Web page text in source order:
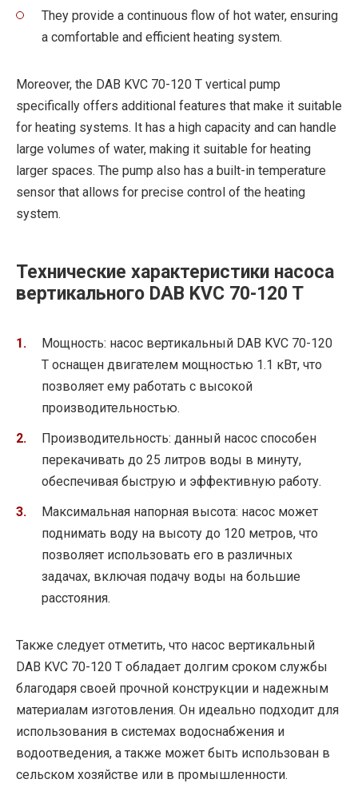
They provide a continuous flow of hot water, ensuring
a comfortable and efficient heating system.
Moreover, the DAB KVC 70-120 T vertical pump
specifically offers additional features that make it suitable
for heating systems. It has a high capacity and can handle
large volumes of water, making it suitable for heating
larger spaces. The pump also has a built-in temperature
sensor that allows for precise control of the heating
system.
Технические характеристики насоса
вертикального DAB KVC 70-120 T
Мощность: насос вертикальный DAB KVC 70-120
T оснащен двигателем мощностью 1.1 кВт, что
позволяет ему работать с высокой
производительностью.
Производительность: данный насос способен
перекачивать до 25 литров воды в минуту,
обеспечивая быструю и эффективную работу.
Максимальная напорная высота: насос может
поднимать воду на высоту до 120 метров, что
позволяет использовать его в различных
задачах, включая подачу воды на большие
расстояния.
Также следует отметить, что насос вертикальный
DAB KVC 70-120 T обладает долгим сроком службы
благодаря своей прочной конструкции и надежным
материалам изготовления. Он идеально подходит для
использования в системах водоснабжения и
водоотведения, а также может быть использован в
сельском хозяйстве или в промышленности.